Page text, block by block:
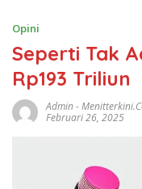
Opini
Seperti Tak
Rp193 Triliun
Admin-
Februari 26, 2025